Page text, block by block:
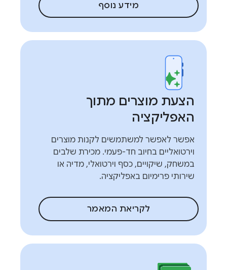
מידע נוסף
הצעת מוצרים מתוך
האפליקציה
אפשר לאפשר למשתמשים לקנות מוצרים
וירטואליים בחיוב חד-פעמי. מכירת שלבים
במשחק, שיקויים, כסף וירטואלי, מדיה או
שירותי פרימיום באפליקציה.
לקריאת המאמר